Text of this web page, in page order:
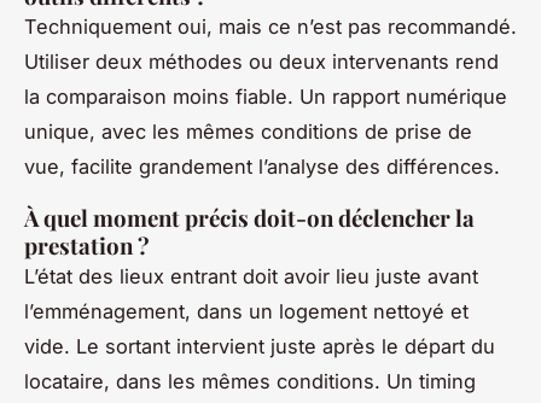
Techniquement oui, mais ce n’est pas recommandé.
Utiliser deux méthodes ou deux intervenants rend
la comparaison moins fiable. Un rapport numérique
unique, avec les mêmes conditions de prise de
vue, facilite grandement l’analyse des différences.
À quel moment précis doit-on déclencher la
prestation ?
L’état des lieux entrant doit avoir lieu juste avant
l’emménagement, dans un logement nettoyé et
vide. Le sortant intervient juste après le départ du
locataire, dans les mêmes conditions. Un timing